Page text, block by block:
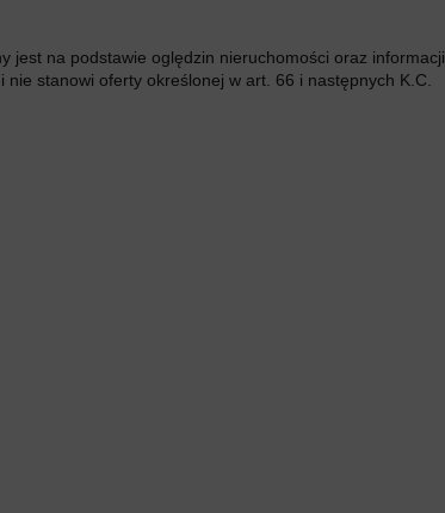
jest na podstawie oględzin nieruchomości oraz informacji
stanowi oferty określonej w art. 66 i następnych K.C.